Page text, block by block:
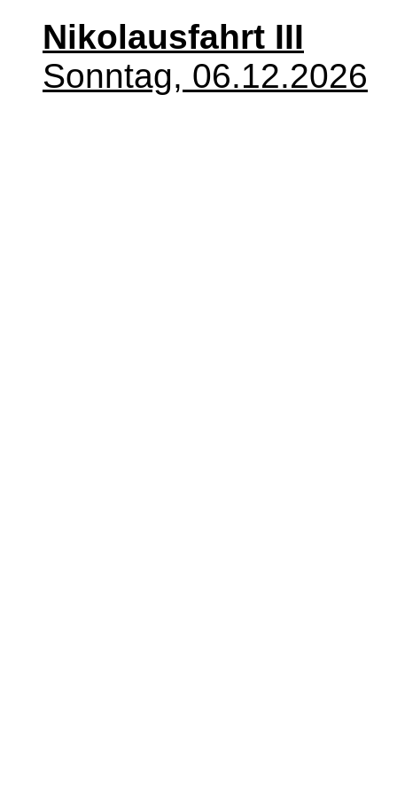
Nikolausfahrt III
Sonntag, 06.12.2026